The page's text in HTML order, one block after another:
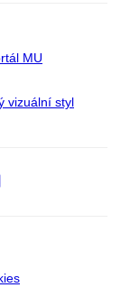
MU
vizuální styl
Přidat